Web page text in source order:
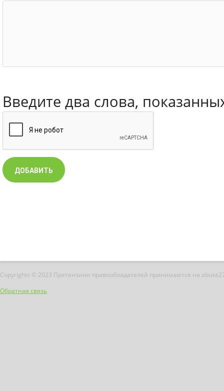
Введите два слова,
Copyrights © 2023 Претензиии правообладателей принимаются на
Обратная связь